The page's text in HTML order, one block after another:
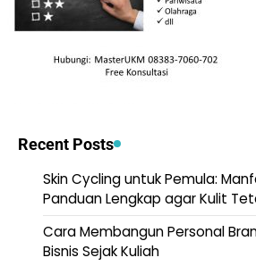
Recent Posts
Skin Cycling untuk Pemula:
Panduan Lengkap agar Kulit
Cara Membangun Personal
Bisnis Sejak Kuliah